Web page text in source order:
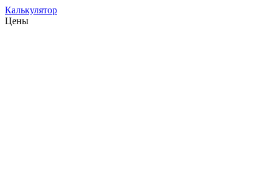
Калькулятор
Цены